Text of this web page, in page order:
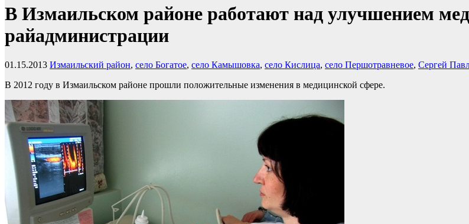
В Измаильском районе работают над улучшением
райадминистрации
01.15.2013 Измаильский район, село Богатое, село Камышовка, село Кислица, село Першотравневое, Сергей
В 2012 году в Измаильском районе прошли положительные изменения в медицинской сфере.